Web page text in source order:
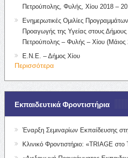
Πετρούπολης, Φυλής, Χίου 2018 –
Ενημερωτικές Ομιλίες
Προαγωγής της Υγείας στους
Πετρούπολης – Φυλής – Χίου (Μάιος
Ε.Ν.Ε. – Δήμος Χίου
Περισσότερα
Εκπαιδευτικά Φροντιστήρια
Έναρξη Σεμιναρίων Εκπαίδευσης
Κλινικό Φροντιστήριο: «TRIAGE